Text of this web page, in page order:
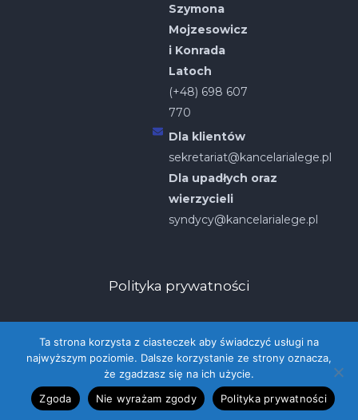
Szymona
Mojzesowicz
i Konrada
Latoch
(+48) 698 607
770
Dla klientów
sekretariat@kancelarialege.pl
Dla upadłych oraz
wierzycieli
syndycy@kancelarialege.pl
Polityka prywatności
2026 Lege Restrukturyzacje
Ta strona korzysta z ciasteczek aby świadczyć usługi na
najwyższym poziomie. Dalsze korzystanie ze strony oznacza,
że zgadzasz się na ich użycie.
Zgoda
Nie wyrażam zgody Polityka prywatności